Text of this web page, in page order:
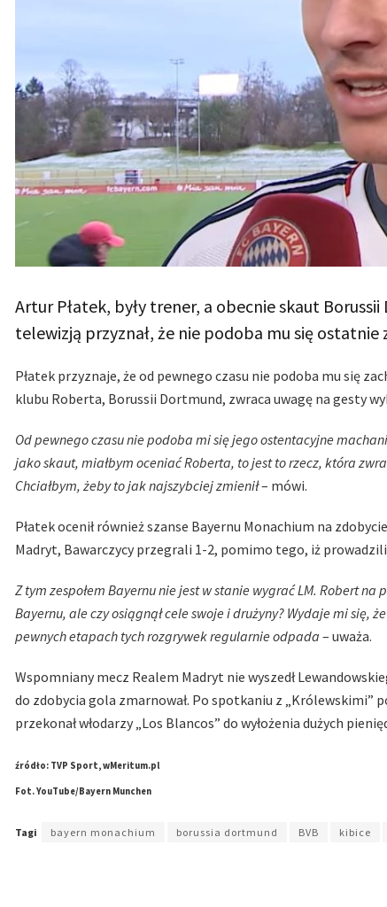
Artur Płatek, były trener, a obecnie skaut
telewizją przyznał, że nie podoba mu się
Płatek przyznaje, że od pewnego czasu nie podoba mu się
klubu Roberta, Borussii Dortmund, zwraca uwagę na gesty
Od pewnego czasu nie podoba mi się jego ostentacyjne
jako skaut, miałbym oceniać Roberta, to jest to rzecz, która
Chciałbym, żeby to jak najszybciej zmienił– mówi.
Płatek ocenił również szanse Bayernu Monachium na
Madryt, Bawarczycy przegrali 1-2, pomimo tego, iż
Z tym zespołem Bayernu nie jest w stanie wygrać LM. Robert
Bayernu, ale czy osiągnął cele swoje i drużyny? Wydaje mi się,
pewnych etapach tych rozgrywek regularnie odpada – uważa.
Wspomniany mecz Realem Madryt nie wyszedł
do zdobycia gola zmarnował. Po spotkaniu z „Królewskimi”
przekonał włodarzy „Los Blancos” do wyłożenia dużych
źródło: TVP Sport, wMeritum.pl
Fot. YouTube/Bayern Munchen
Tagi bayern monachium borussia dortmund BVB kibice